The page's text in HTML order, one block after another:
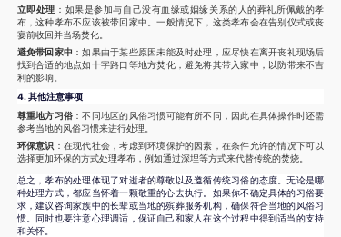
立即处理 ：如果是参加与自己没有血缘或姻缘关系的人的葬礼所佩戴的孝
布，这种孝布不应该被带回家中。一般情况下，这类孝布会在告别仪式或丧
宴前收回并当场焚化。
避免带回家中 ：如果由于某些原因未能及时处理，应尽快在离开丧礼现场后
找到合适的地点如十字路口等地方焚化，避免将其带入家中，以防带来不吉
利的影响。
4. 其他注意事项
尊重地方习俗 ：不同地区的风俗习惯可能有所不同，因此在具体操作时还需
参考当地的风俗习惯来进行处理。
环保意识 ：在现代社会，考虑到环境保护的因素，在条件允许的情况下可以
选择更加环保的方式处理孝布，例如通过深埋等方式来代替传统的焚烧。
总之，孝布的处理体现了对逝者的尊敬以及遵循传统习俗的态度。无论是哪
种处理方式，都应当怀着一颗敬重的心去执行。如果你不确定具体的习俗要
求，建议咨询家族中的长辈或当地的殡葬服务机构，确保符合当地的风俗习
惯。同时也要注意心理调适，保证自己和家人在这个过程中得到适当的支持
和关怀。